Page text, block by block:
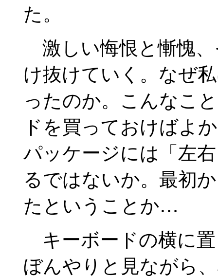
た。
激しい悔恨と慚愧
け抜けていく。なぜ
ったのか。こんなこ
ドを買っておけばよ
パッケージには「左
るではないか。最初
たということか…
キーボードの横に
ぼんやりと見ながら